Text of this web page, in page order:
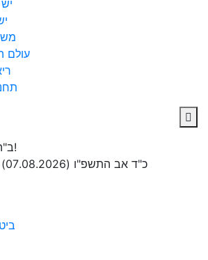
עולם
ב"ה ימות המשיח!
כ"ד אב התשפ"ו (07.08.2026) פרשת